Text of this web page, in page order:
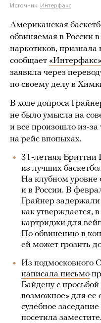
Источник: Интерфакс
Американская
обвиняемая в России
наркотиков,
сообщает «Интерфакс»
заявила через
по своему делу в
В ходе допроса
не было умысла на
и все произошло из-за
на рейс впопыхах.
31-летняя Бриттни
из лучших
На клубном
и в России. В
Грайнер
как утверждается,
картриджи для
По обвинению в
ей может грозить
Из подмосковного
написала письмо
Байдену с просьбой
возможное» для ее
судебное
посетила